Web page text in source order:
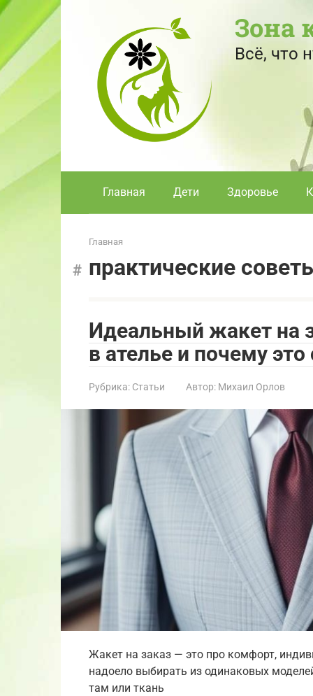
Перейти
контенту
Зона
Всё, что
Главная Дети Здоровье
Главная
практические
Идеальный жакет на
в ателье и почему это
Рубрика: Статьи Автор: Михаил Орлов
Жакет на заказ — это про комфорт,
надоело выбирать из одинаковых
там или ткань